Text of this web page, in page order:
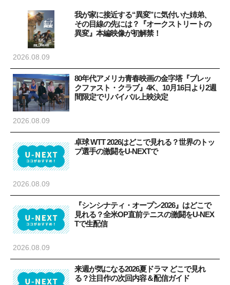
我が家に接近する“異変”に気付いた姉弟、
その目線の先には？『オークストリートの
異変』本編映像が初解禁！
2026.08.09
80年代アメリカ青春映画の金字塔『ブレッ
クファスト・クラブ』4K、10月16日より2週
間限定でリバイバル上映決定
2026.08.09
卓球 WTT 2026はどこで見れる？世界のトッ
プ選手の激闘をU-NEXTで
2026.08.09
『シンシナティ・オープン2026』はどこで
見れる？全米OP直前テニスの激闘をU-NEX
Tで生配信
2026.08.09
来週が気になる2026夏ドラマ どこで見れ
る？注目作の次回内容＆配信ガイド